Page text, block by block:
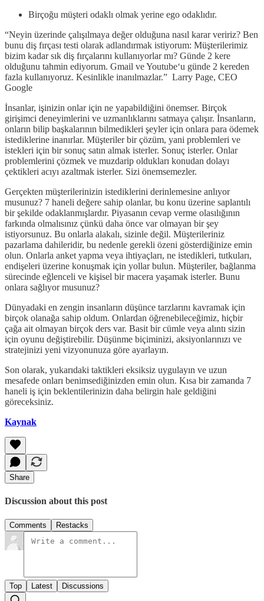
Birçoğu müşteri odaklı olmak yerine ego odaklıdır.
“Neyin üzerinde çalışılmaya değer olduğuna nasıl karar veririz? Ben
bunu diş fırçası testi olarak adlandırmak istiyorum: Müşterilerimiz
bizim kadar sık diş fırçalarını kullanıyorlar mı? Günde 2 kere
olduğunu tahmin ediyorum. Gmail ve Youtube‘u günde 2 kereden
fazla kullanıyoruz. Kesinlikle inanılmazlar.” Larry Page, CEO
Google
İnsanlar, işinizin onlar için ne yapabildiğini önemser. Birçok
girişimci deneyimlerini ve uzmanlıklarını satmaya çalışır. İnsanların,
onların bilip başkalarının bilmedikleri şeyler için onlara para ödemek
istediklerine inanırlar. Müşteriler bir çözüm, yani problemleri ve
istekleri için bir sonuç satın almak isterler. Sonuç isterler. Onlar
problemlerini çözmek ve muzdarip oldukları konudan dolayı
çektikleri acıyı azaltmak isterler. Sizi önemsemezler.
Gerçekten müşterilerinizin istediklerini derinlemesine anlıyor
musunuz? 7 haneli değere sahip olanlar, bu konu üzerine saplantılı
bir şekilde odaklanmışlardır. Piyasanın cevap verme olasılığının
farkında olmalısınız çünkü daha önce var olmayan bir şey
istiyorsunuz. Bu onlarla alakalı, sizinle değil. Müşterileriniz
pazarlama dahileridir, bu nedenle gerekli özeni gösterdiğinize emin
olun. Onlarla anket yapma veya ihtiyaçları, ne istedikleri, tutkuları,
endişeleri üzerine konuşmak için yollar bulun. Müşteriler, bağlanma
sürecinde eğlenceli ve kişisel bir macera yaşamak isterler. Bunu
onlara sağlıyor musunuz?
Dünyadaki en zengin insanların düşünce tarzlarını kavramak için
birçok olanağa sahip oldum. Onlardan öğrenebileceğimiz, hiçbir
çağa ait olmayan birçok ders var. Basit bir cümle veya alıntı sizin
için oyunu değiştirebilir. Düşünme biçiminizi, aksiyonlarınızı ve
stratejinizi yeni vizyonunuza göre ayarlayın.
Son olarak, yukarıdaki taktikleri eksiksiz uygulayın ve uzun
mesafede onları benimsediğinizden emin olun. Kısa bir zamanda 7
haneli iş için beklentilerinizin daha belirgin hale geldiğini
göreceksiniz.
Kaynak
Share
Discussion about this post
Comments Restacks
Top Latest Discussions